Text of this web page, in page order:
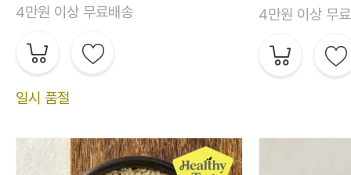
4만원 이상 무료배송
일시 품절
4만원 이상 무